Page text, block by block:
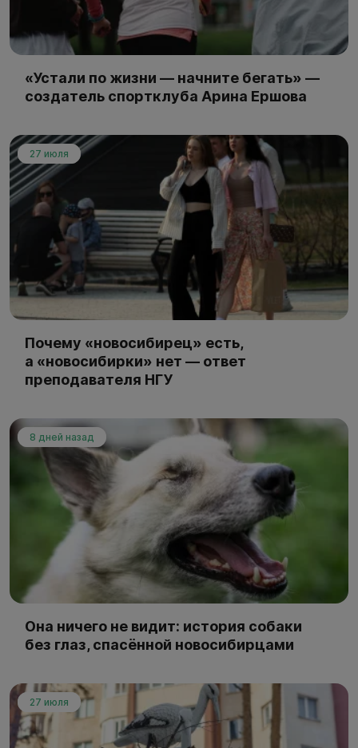
«Устали по жизни — начните бегать» —
создатель спортклуба Арина Ершова
27 июля
Почему «новосибирец» есть,
а «новосибирки» нет — ответ
преподавателя НГУ
8 дней назад
Она ничего не видит: история собаки
без глаз, спасённой новосибирцами
27 июля